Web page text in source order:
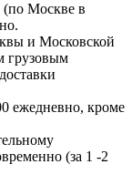
(по Москве в
и Московской
грузовым
ежедневно, кроме
(за 1 -2